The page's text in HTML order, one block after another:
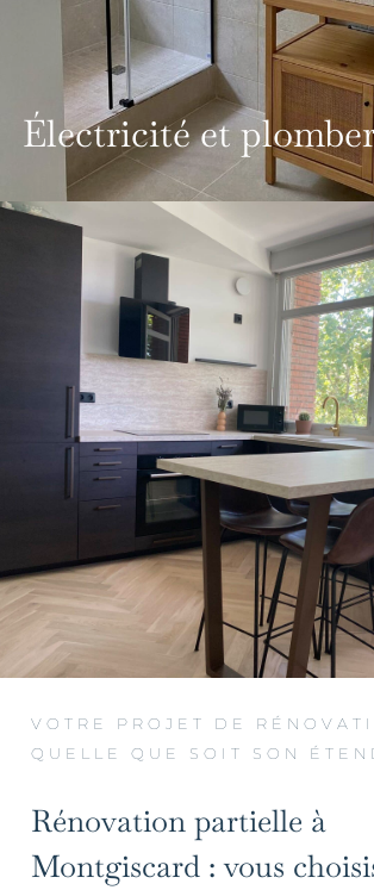
Électricité et
VOTRE PROJET DE
QUELLE QUE SOIT SON
Rénovation partielle à
Montgiscard : vous